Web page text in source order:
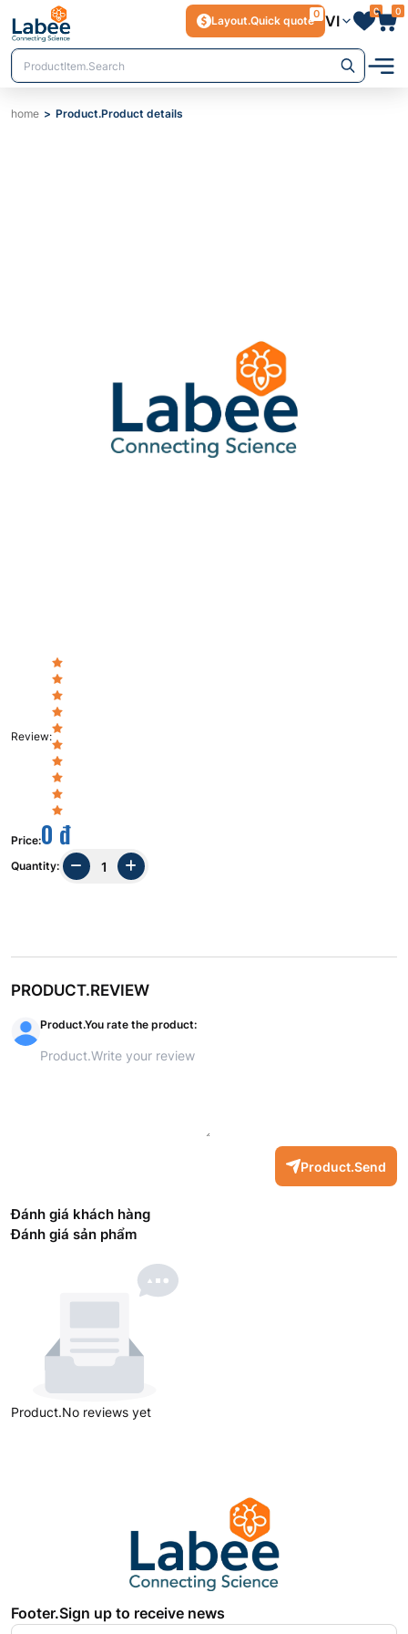
Layout.Quick quote
0 VI
0 0
home Product.Product details
Review:
Price:0 đ
Quantity:
PRODUCT.REVIEW
Product.You rate the product:
Product.Send
Đánh giá khách hàng
Đánh giá sản phẩm
Product.No reviews yet
Footer.Sign up to receive news